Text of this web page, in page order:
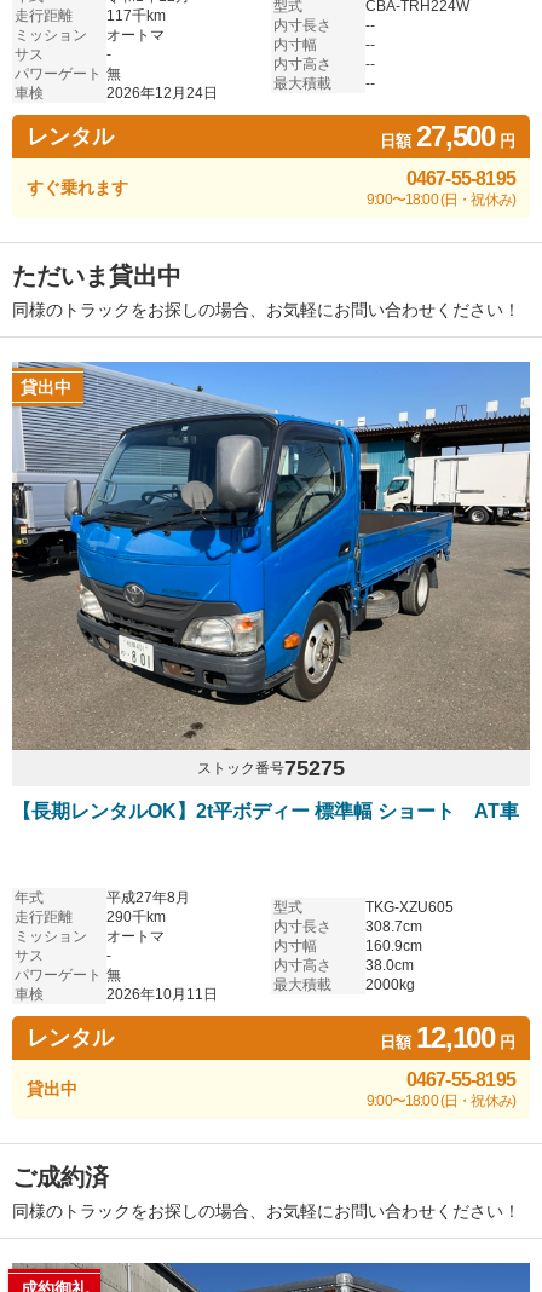
走行距離
117千km
ミッション
オートマ
サス
-
パワーゲート 無
車検
2026年12月24日
型式
CBA-TRH224W
内寸長さ
--
内寸幅
--
内寸高さ
--
最大積載
--
レンタル 日額27,500円
すぐ乗れます 0467-55-8195
9:00〜18:00 (日・祝休み)
ただいま貸出中
同様のトラックをお探しの場合、お気軽にお問い合わせください！
貸出中
ストック番号75275
【長期レンタルOK】2t平ボディー 標準幅 ショート AT車
年式
平成27年8月
走行距離
290千km
ミッション
オートマ
サス
-
パワーゲート 無
車検
2026年10月11日
型式
TKG-XZU605
内寸長さ
308.7cm
内寸幅
160.9cm
内寸高さ
38.0cm
最大積載
2000kg
レンタル 日額 12,100円
貸出中 0467-55-8195
9:00〜18:00 (日・祝休み)
ご成約済
同様のトラックをお探しの場合、お気軽にお問い合わせください！